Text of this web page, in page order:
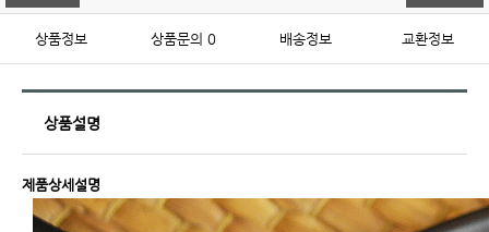
상품정보 상품문의 0 배송정보 교환정보
상품설명
제품상세설명